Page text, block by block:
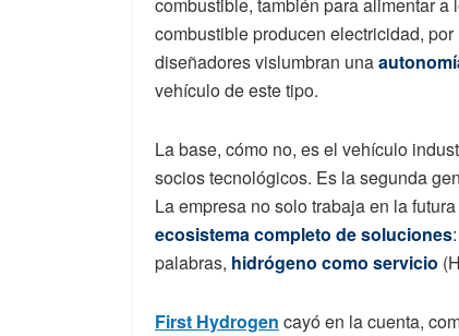
combustible, también para alimentar
combustible producen electricidad,
diseñadores vislumbran una
vehículo de este tipo.
La base, cómo no, es el vehículo
socios tecnológicos. Es la segunda
La empresa no solo trabaja en la
ecosistema completo de soluciones
palabras, hidrógeno como servicio
First Hydrogen cayó en la cuenta,